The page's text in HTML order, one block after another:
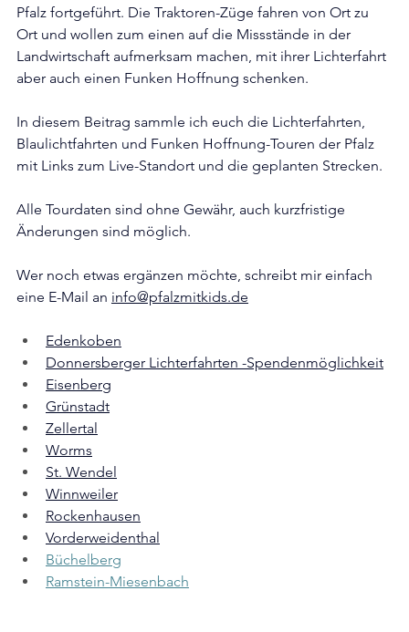
Pfalz fortgeführt. Die Traktoren-Züge fahren von Ort zu
Ort und wollen zum einen auf die Missstände in der
Landwirtschaft aufmerksam machen, mit ihrer Lichterfahrt
aber auch einen Funken Hoffnung schenken.
In diesem Beitrag sammle ich euch die Lichterfahrten,
Blaulichtfahrten und Funken Hoffnung-Touren der Pfalz
mit Links zum Live-Standort und die geplanten Strecken.
Alle Tourdaten sind ohne Gewähr, auch kurzfristige
Änderungen sind möglich.
Wer noch etwas ergänzen möchte, schreibt mir einfach
eine E-Mail an info@pfalzmitkids.de
Edenkoben
Donnersberger Lichterfahrten -Spendenmöglichkeit
Eisenberg
Grünstadt
Zellertal
Worms
St. Wendel
Winnweiler
Rockenhausen
Vorderweidenthal
Büchelberg
Ramstein-Miesenbach